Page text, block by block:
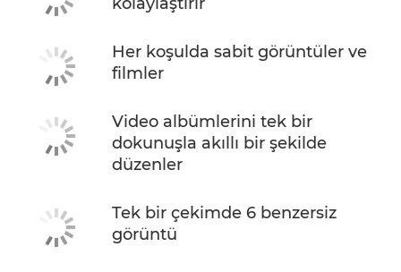
kolaylaştırır
Her koşulda sabit görüntüler ve
filmler
Video albümlerini tek bir
dokunuşla akıllı bir şekilde
düzenler
Tek bir çekimde 6 benzersiz
görüntü